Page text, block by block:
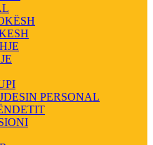
PERSONAL